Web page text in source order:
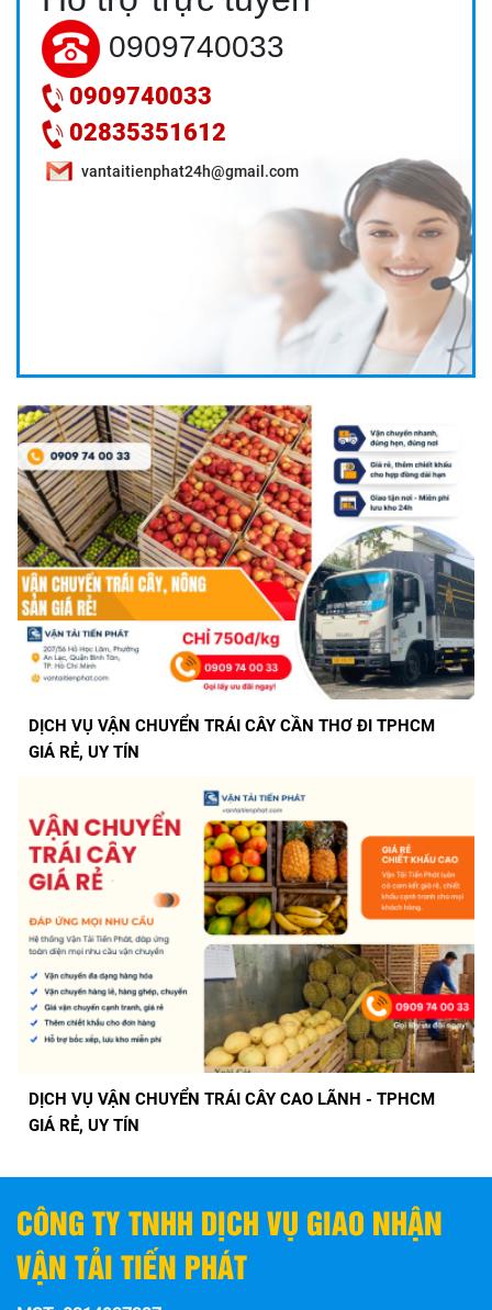
0909740033
0909740033
02835351612
vantaitienphat24h@gmail.com
PHÁP BẢO VỆ GIÁ TRỊ NÔNG SẢN 24H
DỊCH VỤ VẬN CHUYỂN TRÁI CÂY CẦN THƠ ĐI TPHCM
GIÁ RẺ, UY TÍN
DỊCH VỤ VẬN CHUYỂN TRÁI CÂY CAO LÃNH - TPHCM
GIÁ RẺ, UY TÍN
DỊCH VỤ VẬN CHUYỂN HÀNG ĐÔNG LẠNH GIÁ RẺ GIAO
TRONG 1 NGÀY VỚI VẬN TẢI TIẾN PHÁT
CÔNG TY TNHH DỊCH VỤ GIAO NHẬN
VẬN TẢI TIẾN PHÁT